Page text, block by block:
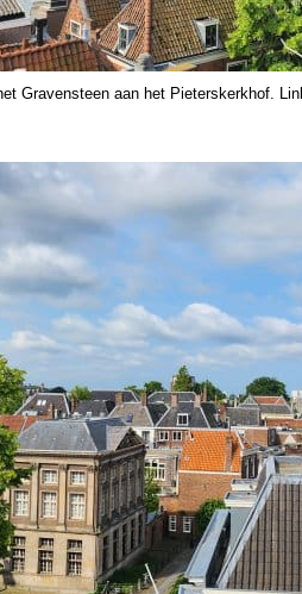
Gravensteen aan het Pieterskerkhof.